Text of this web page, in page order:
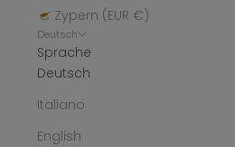
Zypern (EUR €)
Deutsch
Sprache
Deutsch
Italiano
English